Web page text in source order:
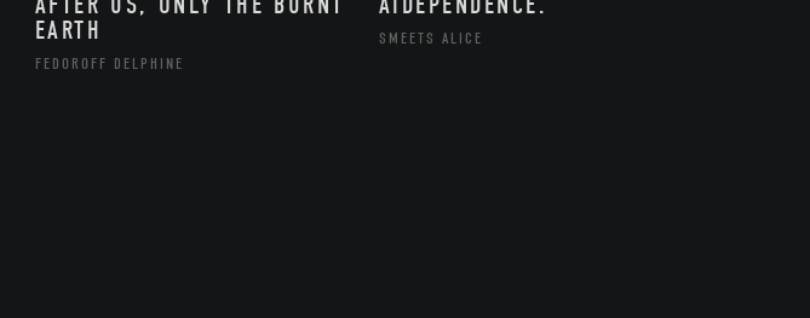
EARTH
FEDOROFF DELPHINE
SMEETS ALICE